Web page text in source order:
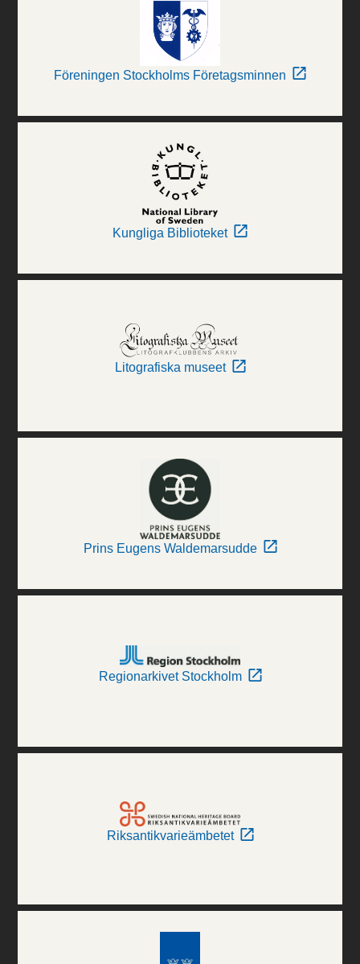
Föreningen Stockholms Företagsminnen
Kungliga Biblioteket
Litografiska museet
Prins Eugens Waldemarsudde
Regionarkivet Stockholm
Riksantikvarieämbetet